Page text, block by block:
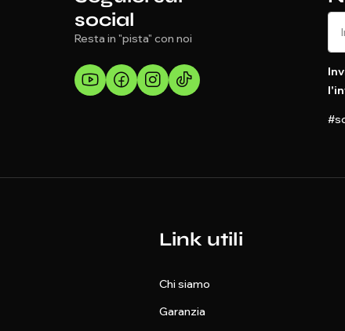
social
Resta in "pista" con noi
Link utili
Chi siamo
Garanzia